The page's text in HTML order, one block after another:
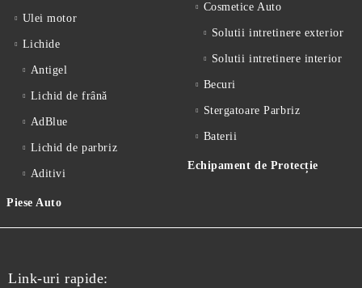
Ulei motor
Lichide
Antigel
Lichid de frânǎ
AdBlue
Lichid de parbriz
Aditivi
Piese Auto
Cosmetice Auto
Solutii intretinere exterior
Solutii intretinere interior
Becuri
Stergatoare Parbriz
Baterii
Echipament de Protecție
Link-uri rapide: